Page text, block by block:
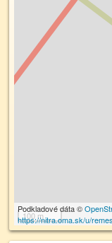
100 m
Podkladové dáta ©
https://nitra.oma.sk/u/